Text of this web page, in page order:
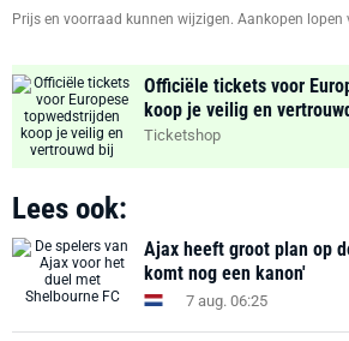
Prijs en voorraad kunnen wijzigen. Aankopen lopen
Officiële tickets voor
koop je veilig en
Ticketshop
Lees ook:
Ajax heeft groot plan op
komt nog een kanon'
7 aug. 06:25